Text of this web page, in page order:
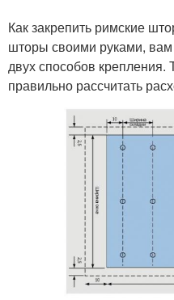
Как закрепить римские
шторы своими руками,
двух способов крепления.
правильно рассчитать